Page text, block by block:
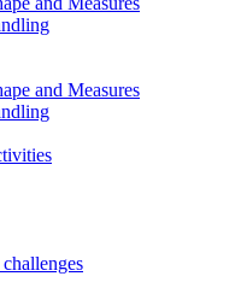
and Measures